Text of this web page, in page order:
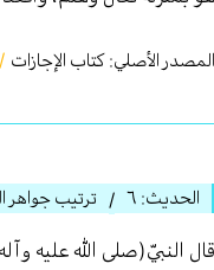
المصدر الأصلي: كتاب الإجازات /
الحديث: ٦ / ترتيب جواهر
قال النبيّ(صلى الله عليه